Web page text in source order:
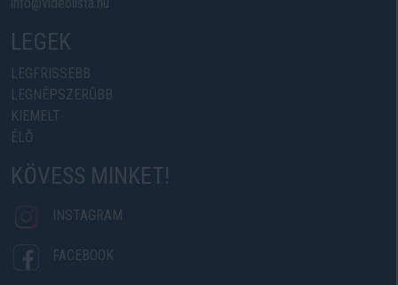
LEGEK
LEGFRISSEBB
LEGNÉPSZERŰBB
KIEMELT
ÉLŐ
KÖVESS MINKET!
INSTAGRAM
FACEBOOK